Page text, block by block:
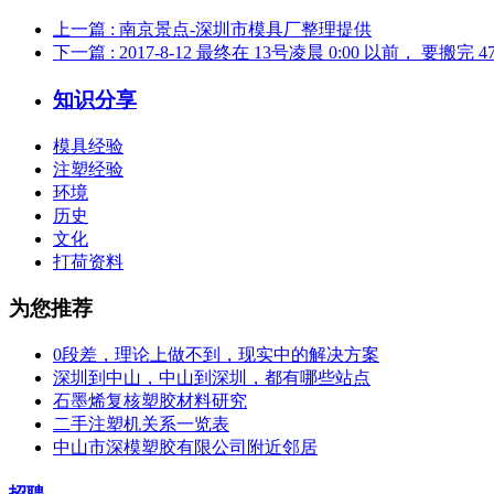
上一篇 : 南京景点-深圳市模具厂整理提供
下一篇 : 2017-8-12 最终在 13号凌晨 0:00 以前， 要搬完
知识分享
模具经验
注塑经验
环境
历史
文化
打荷资料
为您推荐
0段差，理论上做不到，现实中的解决方案
深圳到中山，中山到深圳，都有哪些站点
石墨烯复核塑胶材料研究
二手注塑机关系一览表
中山市深模塑胶有限公司附近邻居